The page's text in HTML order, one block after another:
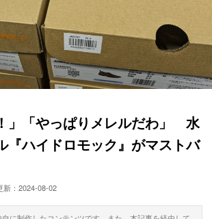
」「やっぱりメレルだわ」 水
『ハイドロモック』がマストバ
新： 2024-08-02